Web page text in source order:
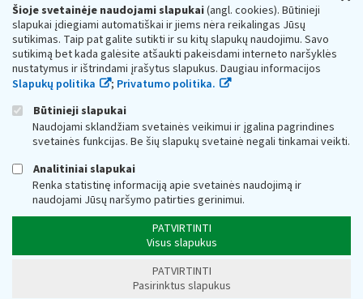
Šioje svetainėje naudojami slapukai(angl. cookies). Būtinieji
slapukai įdiegiami automatiškai ir jiems nėra reikalingas Jūsų
sutikimas. Taip pat galite sutikti ir su kitų slapukų naudojimu. Savo
sutikimą bet kada galėsite atšaukti pakeisdami interneto naršyklės
nustatymus ir ištrindami įrašytus slapukus. Daugiau informacijos
Slapukų politika
; Privatumo politika.
Būtinieji slapukai
Naudojami sklandžiam svetainės veikimui ir įgalina pagrindines
svetainės funkcijas. Be šių slapukų svetainė negali tinkamai veikti.
Analitiniai slapukai
Renka statistinę informaciją apie svetainės naudojimą ir
naudojami Jūsų naršymo patirties gerinimui.
PATVIRTINTI
Visus slapukus
PATVIRTINTI
Pasirinktus slapukus
Respublikos finansų ministerijos
Biudžetinė įstaiga. Juridinio asmens kodas — 188659752,
adresas: Vasario 16-osios g. 14, 01107 Vilnius, Lietuva, el.paštas:
vmi@vmi.lt, E. pristatymo dėžutės adresas 188659752
Duomenys apie Valstybinę mokesčių inspekciją prie Lietuvos
Respublikos finansų ministerijos kaupiami ir saugomi Juridinių